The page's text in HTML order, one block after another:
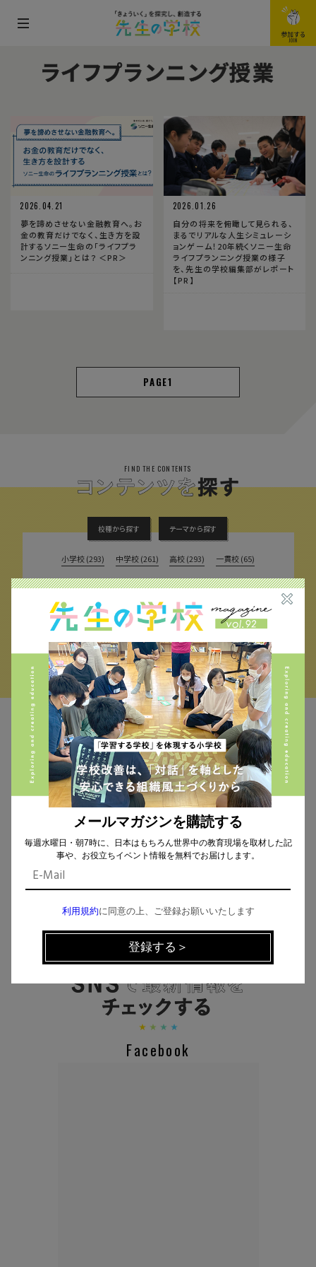
メ
開
閉
す
る
参加する
JOIN
ライフプランニング授業
2026.04.21
夢を諦めさせない金融教育へ。お
金の教育だけでなく、生き方を設
計するソニー生命の「ライフプラ
ンニング授業」とは？ ＜PR＞
2026.01.26
自分の将来を俯瞰して見られる、
まるでリアルな人生シミュレーシ
ョンゲーム！20年続くソニー生命
ライフプランニング授業の様子
を、先生の学校編集部がレポート
【PR】
1
FIND THE CONTENTS
校種から探す テーマから探す
小学校 (293) 中学校 (261) 高校 (293) 一貫校 (65)
特別支援 (11) 大学・専門学校 (17) 保育園・幼稚園 (1)
民間企業 (63) 公立 (347) 私立 (356)
オルタナティブスクール (18) 教育委員会 (4)
MAIL MAGAZINE
イベント、記事などの最新情報をお届け！
個人情報の取扱 について同意します。
CHECK THE NEWS ON SNS
Facebook
メールマガジンを購読する
毎週水曜日・朝7時に、日本はもちろん世界中の教育現場を取材した記
事や、お役立ちイベント情報を無料でお届けします。
利用規約に同意の上、ご登録お願いいたします